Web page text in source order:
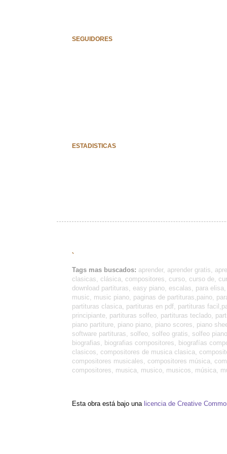
SEGUIDORES
ESTADISTICAS
`
Tags mas buscados: aprender, aprender gratis,
clasicas, clásica, compositores, curso, curso de,
download partituras, easy piano, escalas, para
music, music piano, paginas de partituras,paino,
partituras clasica, partituras en pdf, partituras
principiante, partituras solfeo, partituras teclado,
piano partiture, piano piano, piano scores, piano
software partituras, solfeo, solfeo gratis, solfeo
biografias, biografias compositores, biografías
clasicos, compositores de musica clasica,
compositores musicales, compositores música,
compositores, musica, musico, musicos, música,
Esta obra está bajo una licencia de Creative